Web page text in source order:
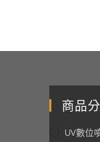
商品
UV數位